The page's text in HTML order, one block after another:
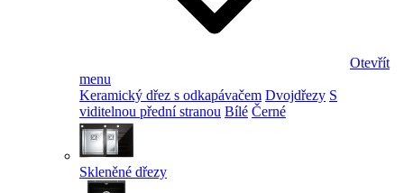
Otevřít
menu
Keramický dřez s odkapávačem Dvojdřezy S
viditelnou přední stranou Bílé Černé
Skleněné dřezy